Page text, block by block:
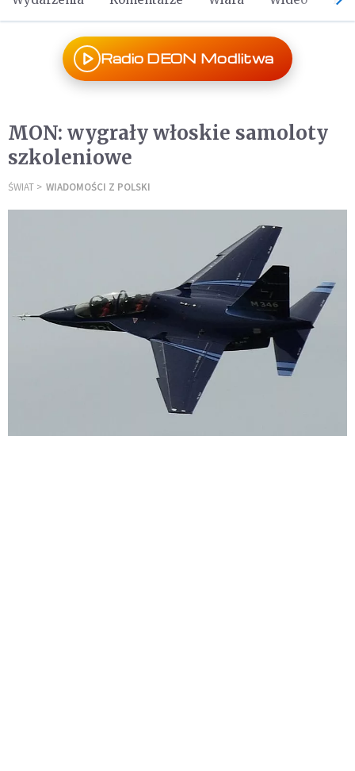
Radio DEON Modlitwa
MON: wygrały włoskie samoloty
szkoleniowe
ŚWIAT WIADOMOŚCI Z POLSKI